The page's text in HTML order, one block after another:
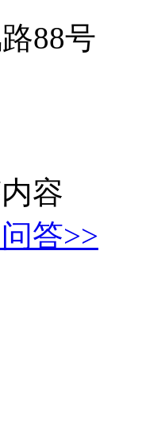
88号
容
答>>